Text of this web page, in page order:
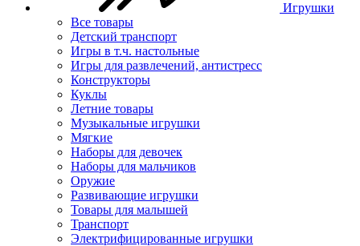
Игрушки
Все товары
Детский транспорт
Игры в т.ч. настольные
Игры для развлечений, антистресс
Конструкторы
Куклы
Летние товары
Музыкальные игрушки
Мягкие
Наборы для девочек
Наборы для мальчиков
Оружие
Развивающие игрушки
Товары для малышей
Транспорт
Электрифицированные игрушки